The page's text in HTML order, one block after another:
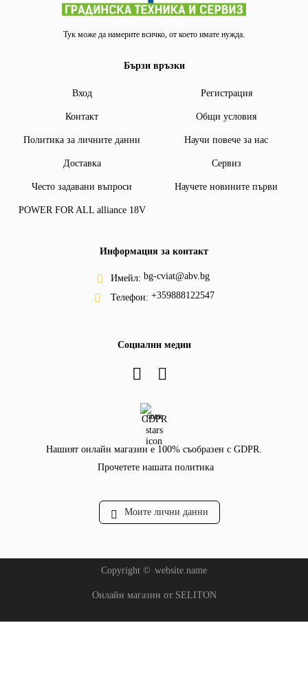
Тук може да намерите всичко, от което имате нужда.
Бързи връзки
Вход Регистрация
Контакт Общи условия
Политика за личните данни Научи повече за нас
Доставка Сервиз
Често задавани въпроси Научете новините първи
POWER FOR ALL alliance 18V
Информация за контакт
Имейл: bg-cviat@abv.bg
Телефон: +359888122547
Социални медии
GDPR
Нашият онлайн магазин е 100% съобразен с GDPR.
Прочетете нашата политика
Моите лични данни
Copyright © website.name
Онлайн магазин от SELITON